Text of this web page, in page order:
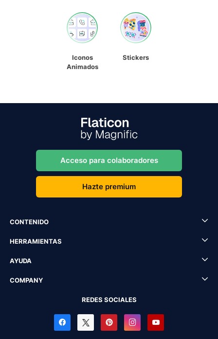
Iconos
Animados
Stickers
Acceso para colaboradores
Hazte premium
CONTENIDO
HERRAMIENTAS
AYUDA
COMPANY
REDES SOCIALES